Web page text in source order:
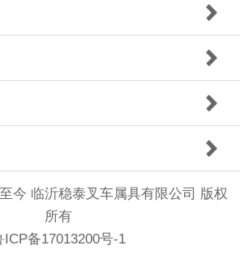
今 临沂稳泰叉车属具有限公司 版权
所有
ICP备17013200号-1